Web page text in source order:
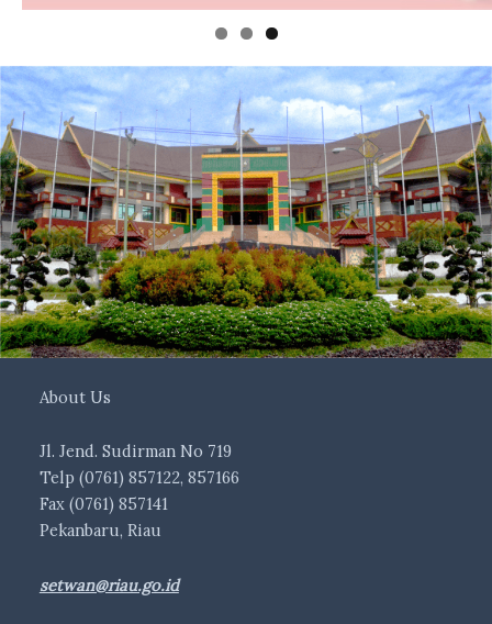
About Us
Jl. Jend. Sudirman No 719
Telp (0761) 857122, 857166
Fax (0761) 857141
Pekanbaru, Riau
setwan@riau.go.id